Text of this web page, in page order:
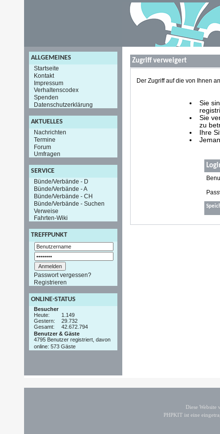
ALLGEMEINES
Startseite
Kontakt
Impressum
Verhaltenscodex
Spenden
Datenschutzerklärung
AKTUELLES
Nachrichten
Termine
Forum
Umfragen
SERVICE
Bünde/Verbände - D
Bünde/Verbände - A
Bünde/Verbände - CH
Bünde/Verbände - Suchen
Verweise
Fahrten-Wiki
TREFFPUNKT
Passwort vergessen?
Registrieren
ONLINE-STATUS
Besucher
Heute:
1.149
Gestern:
29.732
Gesamt:
42.672.794
Benutzer & Gäste
4795 Benutzer registriert, davon
online: 573 Gäste
Zugriff verweigert
Der Zugriff auf die von Ihnen
Sie
Sie
zu
Ihre
Diese
PHPKIT ist eine